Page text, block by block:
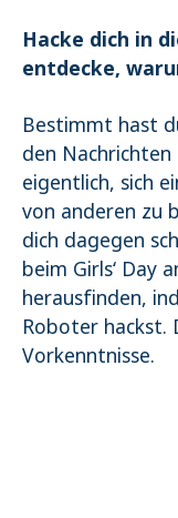
Hacke dich in
entdecke,
Bestimmt hast
den
eigentlich, sich
von anderen zu
dich dagegen
beim Girls‘ Day
herausfinden,
Roboter hackst.
Vorkenntnisse.